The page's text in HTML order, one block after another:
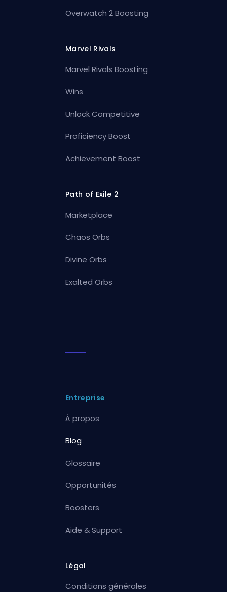
Overwatch 2 Boosting
Marvel Rivals
Marvel Rivals Boosting
Wins
Unlock Competitive
Proficiency Boost
Achievement Boost
Path of Exile 2
Marketplace
Chaos Orbs
Divine Orbs
Exalted Orbs
Entreprise
À propos
Blog
Glossaire
Opportunités
Boosters
Aide & Support
Légal
Conditions générales